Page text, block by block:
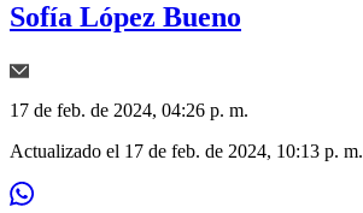
Sofía López Bueno
17 de feb. de 2024, 04:26 p. m.
Actualizado el 17 de feb. de 2024, 10:13 p. m.